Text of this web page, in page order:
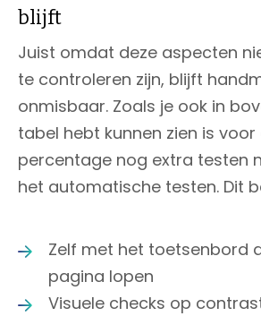
blijft
Juist omdat deze aspecten
te controleren zijn, blijft
onmisbaar. Zoals je ook in
tabel hebt kunnen zien is
percentage nog extra testen
het automatische testen. Dit
Zelf met het toetsenbord
pagina lopen
Visuele checks op